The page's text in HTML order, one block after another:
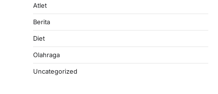
Atlet
Berita
Diet
Olahraga
Uncategorized